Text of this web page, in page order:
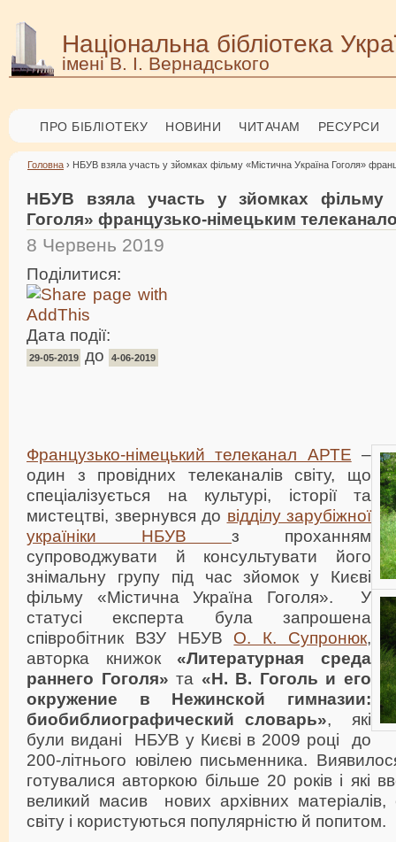
Національна бібліотека
імені В. І. Вернадського
ПРО БІБЛІОТЕКУ НОВИНИ ЧИТАЧАМ РЕСУРСИ
Головна › НБУВ взяла участь у зйомках фільму «Містична Україна Гоголя»
НБУВ взяла участь у зйомках фільму
Гоголя» французько-німецьким
8 Червень 2019
Поділитися:
Дата події:
29-05-2019 до 4-06-2019
Французько-німецький телеканал АРТЕ –
один з провідних телеканалів світу, що
спеціалізується на культурі, історії та
мистецтві, звернувся до відділу зарубіжної
україніки НБУВ з проханням
супроводжувати й консультувати його
знімальну групу під час зйомок у Києві
фільму «Містична Україна Гоголя». У
статусі експерта була запрошена
співробітник ВЗУ НБУВ О. К. Супронюк,
авторка книжок «Литературная среда
раннего Гоголя» та «Н. В. Гоголь и его
окружение в Нежинской гимназии:
биобиблиографический словарь», які
були видані НБУВ у Києві в 2009 році до
200-літнього ювілею письменника.
готувалися авторкою більше 20 років і які
великий масив нових архівних матеріалів,
світу і користуються популярністю й попитом.